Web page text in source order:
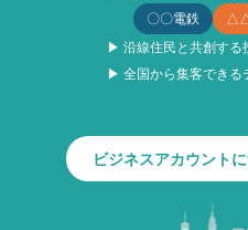
〇〇電鉄
△△
▶ 沿線住民と共創する
▶ 全国から集客できる
ビジネスアカウント